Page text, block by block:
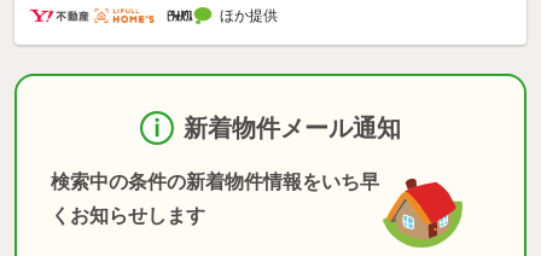
ほか提供
新着物件メール通知
検索中の条件の新着物件情報をいち早
くお知らせします